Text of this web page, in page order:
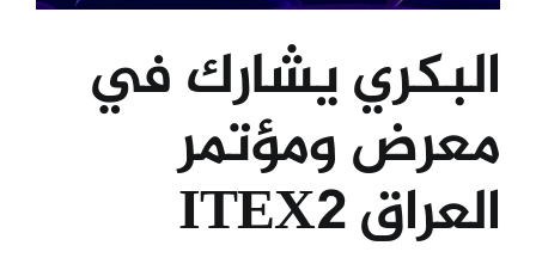
البكري يشارك في
معرض ومؤتمر
العراق ITEX2